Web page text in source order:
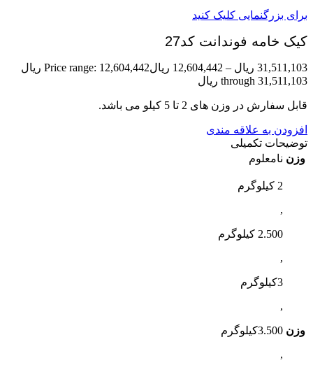
برای بزرگنمایی کلیک کنید
کیک خامه فوندانت کد27
31,511,103 ریال –
12,604,442 ریال
Price range: 12,604,442 ریال
through 31,511,103 ریال
قابل سفارش در وزن های 2 تا 5 کیلو می باشد.
افزودن به علاقه مندی
توضیحات تکمیلی
وزن نامعلوم
وزن
2 کیلوگرم
,
2.500 کیلوگرم
,
3کیلوگرم
,
3.500کیلوگرم
,